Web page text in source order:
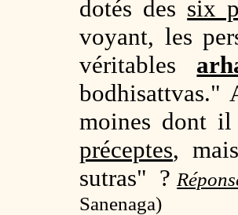
dotés des six
voyant, les
véritables
moines dont il
préceptes,
sutras" ?
Sanenaga)